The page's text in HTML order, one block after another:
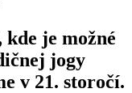
je možné
jogy
v 21. storočí.